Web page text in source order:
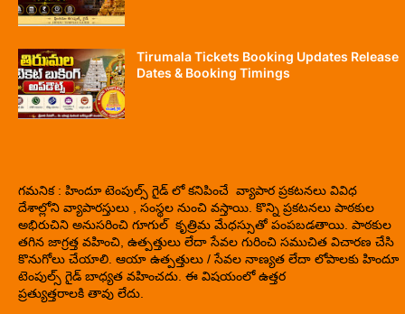
Tirumala Tickets Booking Updates Release
Dates & Booking Timings
గమనిక : హిందూ టెంపుల్స్ గైడ్ లో కనిపించే వ్యాపార ప్రకటనలు వివిధ
దేశాల్లోని వ్యాపారస్తులు , సంస్థల నుంచి వస్తాయి. కొన్ని ప్రకటనలు పాఠకుల
అభిరుచిని అనుసరించి గూగుల్ కృత్రిమ మేధస్సుతో పంపబడతాయి. పాఠకుల
తగిన జాగ్రత్త వహించి, ఉత్పత్తులు లేదా సేవల గురించి సముచిత విచారణ చేసి
కొనుగోలు చేయాలి. ఆయా ఉత్పత్తులు / సేవల నాణ్యత లేదా లోపాలకు హిందూ
టెంపుల్స్ గైడ్ బాధ్యత వహించదు. ఈ విషయంలో ఉత్తర
ప్రత్యుత్తరాలకి తావు లేదు.